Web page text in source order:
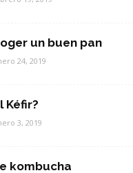
un buen pan
24, 2019
Kéfir?
3, 2019
kombucha